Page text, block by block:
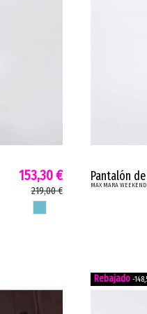
153,30 €
219,00 €
Pantalón
MAX MARA WEEKEND
-